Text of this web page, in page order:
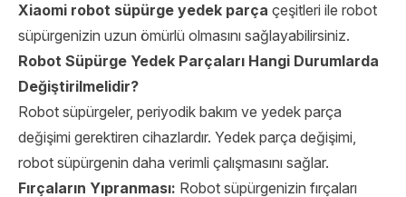
Xiaomi robot süpürge yedek parça çeşitleri ile robot
süpürgenizin uzun ömürlü olmasını sağlayabilirsiniz.
Robot Süpürge Yedek Parçaları Hangi Durumlarda
Değiştirilmelidir?
Robot süpürgeler, periyodik bakım ve yedek parça
değişimi gerektiren cihazlardır. Yedek parça değişimi,
robot süpürgenin daha verimli çalışmasını sağlar.
Fırçaların Yıpranması: Robot süpürgenizin fırçaları